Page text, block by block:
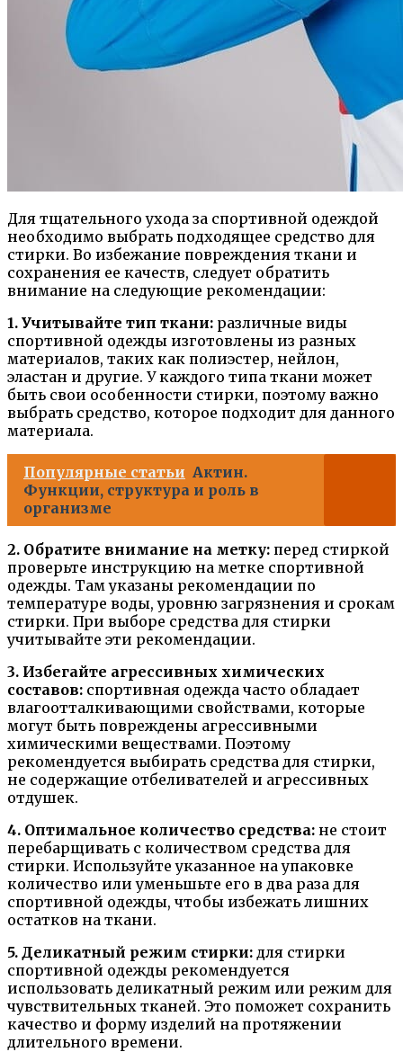
Для тщательного ухода за спортивной одеждой
необходимо выбрать подходящее средство для
стирки. Во избежание повреждения ткани и
сохранения ее качеств, следует обратить
внимание на следующие рекомендации:
1. Учитывайте тип ткани: различные виды
спортивной одежды изготовлены из разных
материалов, таких как полиэстер, нейлон,
эластан и другие. У каждого типа ткани может
быть свои особенности стирки, поэтому важно
выбрать средство, которое подходит для данного
материала.
Популярные статьи Актин.
Функции, структура и роль в
организме
2. Обратите внимание на метку: перед стиркой
проверьте инструкцию на метке спортивной
одежды. Там указаны рекомендации по
температуре воды, уровню загрязнения и срокам
стирки. При выборе средства для стирки
учитывайте эти рекомендации.
3. Избегайте агрессивных химических
составов: спортивная одежда часто обладает
влагоотталкивающими свойствами, которые
могут быть повреждены агрессивными
химическими веществами. Поэтому
рекомендуется выбирать средства для стирки,
не содержащие отбеливателей и агрессивных
отдушек.
4. Оптимальное количество средства: не стоит
перебарщивать с количеством средства для
стирки. Используйте указанное на упаковке
количество или уменьшьте его в два раза для
спортивной одежды, чтобы избежать лишних
остатков на ткани.
5. Деликатный режим стирки: для стирки
спортивной одежды рекомендуется
использовать деликатный режим или режим для
чувствительных тканей. Это поможет сохранить
качество и форму изделий на протяжении
длительного времени.